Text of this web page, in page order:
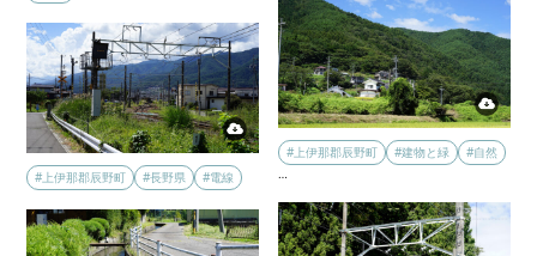
#上伊那郡辰野町 #建物と緑
#自然
#上伊那郡辰野町 #長野県 #電線